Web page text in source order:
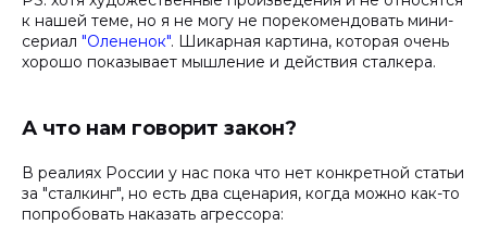
к нашей теме, но я не могу не порекомендовать мини-
сериал "Олененок". Шикарная картина, которая очень
хорошо показывает мышление и действия сталкера.
А что нам говорит закон?
В реалиях России у нас пока что нет конкретной статьи
за "сталкинг", но есть два сценария, когда можно как-то
попробовать наказать агрессора: